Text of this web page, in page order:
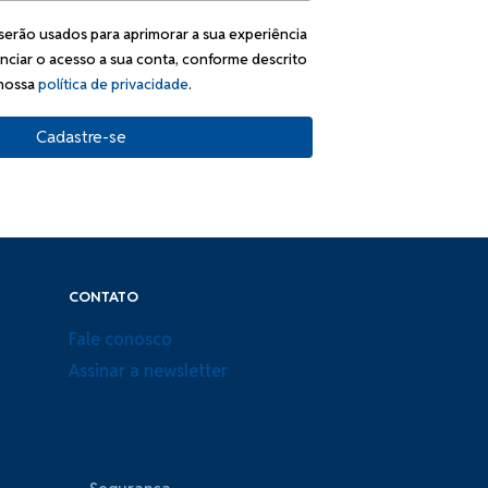
usados para aprimorar a sua experiência
o acesso a sua conta, conforme descrito
política de privacidade.
Cadastre-se
CONTATO
Fale conosco
Assinar a newsletter